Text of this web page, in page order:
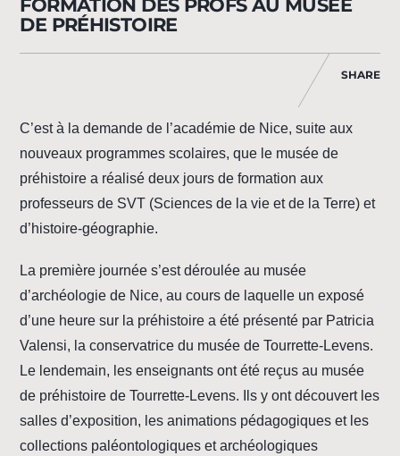
FORMATION DES PROFS AU MUSÉE
DE PRÉHISTOIRE
SHARE
C’est à la demande de l’académie de Nice, suite aux
nouveaux programmes scolaires, que le musée de
préhistoire a réalisé deux jours de formation aux
professeurs de SVT (Sciences de la vie et de la Terre) et
d’histoire-géographie.
La première journée s’est déroulée au musée
d’archéologie de Nice, au cours de laquelle un exposé
d’une heure sur la préhistoire a été présenté par Patricia
Valensi, la conservatrice du musée de Tourrette-Levens.
Le lendemain, les enseignants ont été reçus au musée
de préhistoire de Tourrette-Levens. Ils y ont découvert les
salles d’exposition, les animations pédagogiques et les
collections paléontologiques et archéologiques